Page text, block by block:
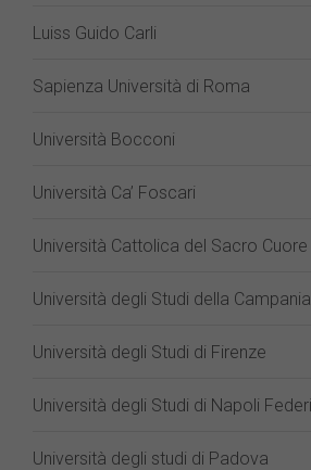
Luiss Guido Carli
Sapienza Università di Roma
Università Bocconi
Università Ca’ Foscari
Università Cattolica del Sacro Cuore
Università degli Studi della
Università degli Studi di Firenze
Università degli Studi di Napoli
Università degli studi di Padova